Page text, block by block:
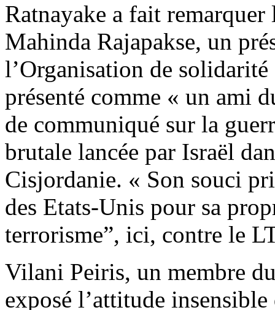
Ratnayake a fait
Mahinda Rajapakse, un
l’Organisation de
présenté comme « un ami
de communiqué sur la
brutale lancée par Israël
Cisjordanie. « Son souci
des Etats-Unis pour sa
terrorisme”, ici, contre le
Vilani Peiris, un membre
exposé l’attitude